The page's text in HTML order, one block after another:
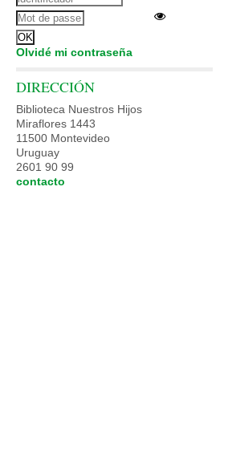
Olvidé mi contraseña
DIRECCIÓN
Biblioteca Nuestros Hijos
Miraflores 1443
11500 Montevideo
Uruguay
2601 90 99
contacto